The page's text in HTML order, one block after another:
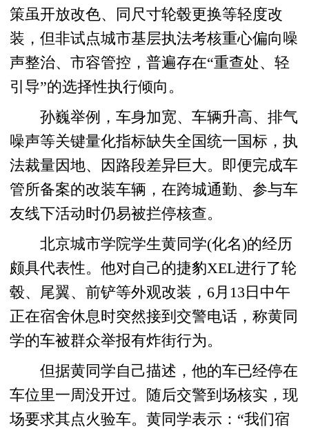
策虽开放改色、同尺寸轮毂更换等轻度改
装，但非试点城市基层执法考核重心偏向噪
声整治、市容管控，普遍存在“重查处、轻
引导”的选择性执行倾向。
孙巍举例，车身加宽、车辆升高、排气
噪声等关键量化指标缺失全国统一国标，执
法裁量因地、因路段差异巨大。即便完成车
管所备案的改装车辆，在跨城通勤、参与车
友线下活动时仍易被拦停核查。
北京城市学院学生黄同学(化名)的经历
颇具代表性。他对自己的捷豹XEL进行了轮
毂、尾翼、前铲等外观改装，6月13日中午
正在宿舍休息时突然接到交警电话，称黄同
学的车被群众举报有炸街行为。
但据黄同学自己描述，他的车已经停在
车位里一周没开过。随后交警到场核实，现
场要求其点火验车。黄同学表示：“我们宿